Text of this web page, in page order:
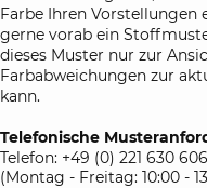
Farbe Ihren Vorstellungen
gerne vorab ein
dieses Muster nur zur
Farbabweichungen zur
kann.
Telefonische
Telefon: +49 (0) 221 630
(Montag - Freitag: 10:00 -